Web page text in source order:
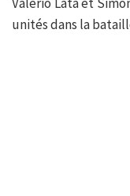
Valerio Lata et
unités dans la